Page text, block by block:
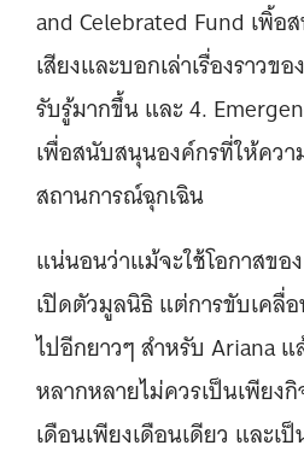
and Celebrated Fund เพิ้
เสียงและบอกเล่าเรื่องราวข
รับรู้มากขึ้น และ 4.
เพื่อสนับสนุนองค์กรที่ให้ควา
สถานการณ์ฉุกเฉิน
แน่นอนว่าแม้จะใช้โอกาสขอ
เปิดตัวมูลนิธิ แต่การขับเคลื่
ไปอีกยาวๆ สำหรับ Ariana
หลากหลายไม่ควรเป็นเพียง
เดือนเพียงเดือนเดียว และเ